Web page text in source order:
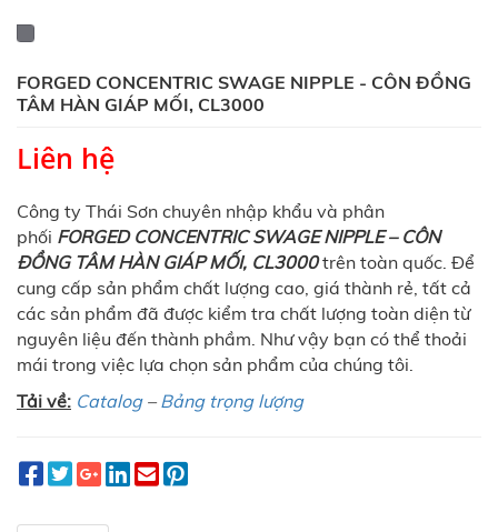
FORGED CONCENTRIC SWAGE NIPPLE - CÔN ĐỒNG
TÂM HÀN GIÁP MỐI, CL3000
Liên hệ
Công ty Thái Sơn chuyên nhập khẩu và phân
phối FORGED CONCENTRIC SWAGE NIPPLE – CÔN
ĐỒNG TÂM HÀN GIÁP MỐI, CL3000 trên toàn quốc. Để
cung cấp sản phẩm chất lượng cao, giá thành rẻ, tất cả
các sản phẩm đã được kiểm tra chất lượng toàn diện từ
nguyên liệu đến thành phầm. Như vậy bạn có thể thoải
mái trong việc lựa chọn sản phẩm của chúng tôi.
Tải về: Catalog–Bảng trọng lượng